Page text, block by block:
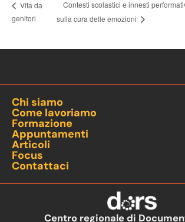
Vita da
genitori
Contesti scolastici e innesti
sulla cura delle emozioni
Chi siamo
Come lavoriamo
Formazione
Appuntamenti
Articoli
Focus
Contattaci
Centro regionale di